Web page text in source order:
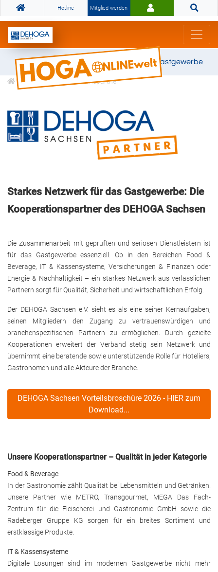
Hotline Mitglied werden
Gemeinsam stark für das Gastgewerbe
DEHOGA Kooperationspartner
Starkes Netzwerk für das Gastgewerbe: Die
Kooperationspartner des DEHOGA Sachsen
Die Zusammenarbeit mit geprüften und seriösen Dienstleistern ist
für das Gastgewerbe essenziell. Ob in den Bereichen Food &
Beverage, IT & Kassensysteme, Versicherungen & Finanzen oder
Energie & Nachhaltigkeit – ein starkes Netzwerk aus verlässlichen
Partnern sorgt für Qualität, Sicherheit und wirtschaftlichen Erfolg.
Der DEHOGA Sachsen e.V. sieht es als eine seiner Kernaufgaben,
seinen Mitgliedern den Zugang zu vertrauenswürdigen und
branchenspezifischen Partnern zu ermöglichen. Durch gezielte
Kooperationen erweitert der Verband stetig sein Netzwerk und
übernimmt eine beratende sowie unterstützende Rolle für Hoteliers,
Gastronomen und alle Akteure der Branche.
DEHOGA Sachsen Vorteilsbroschüre 2026 - HIER zum
Download...
Unsere Kooperationspartner – Qualität in jeder Kategorie
Food & Beverage
In der Gastronomie zählt Qualität bei Lebensmitteln und Getränken.
Unsere Partner wie METRO, Transgourmet, MEGA Das Fach-
Zentrum für die Fleischerei und Gastronomie GmbH sowie die
Radeberger Gruppe KG sorgen für ein breites Sortiment und
erstklassige Produkte.
IT & Kassensysteme
Digitale Lösungen sind im modernen Gastgewerbe nicht mehr